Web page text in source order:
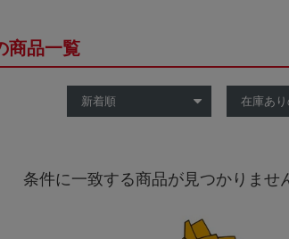
商品一覧
条件に一致する商品が見つかりませ